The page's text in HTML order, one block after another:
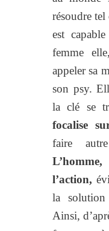
résoudre
est
femme
appeler sa
son psy.
la clé se
focalise
faire
l’action,
la solution
Ainsi,